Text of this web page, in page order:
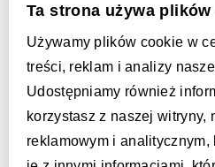
+32 56 77 45 15
Spotkajmy się!
Znajdź dystrybutora
Obsługiwane przez:
Ta strona używa
Używamy plików cookie w
treści, reklam i analizy
Udostępniamy również
korzystasz z naszej witryny,
reklamowym i analitycznym,